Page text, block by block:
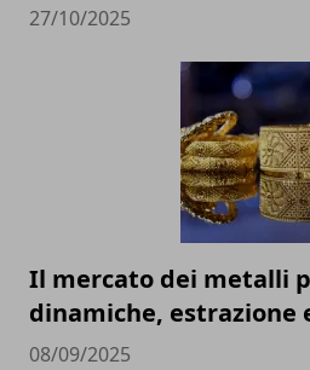
27/10/2025
Il mercato dei metalli
dinamiche, estrazione
08/09/2025